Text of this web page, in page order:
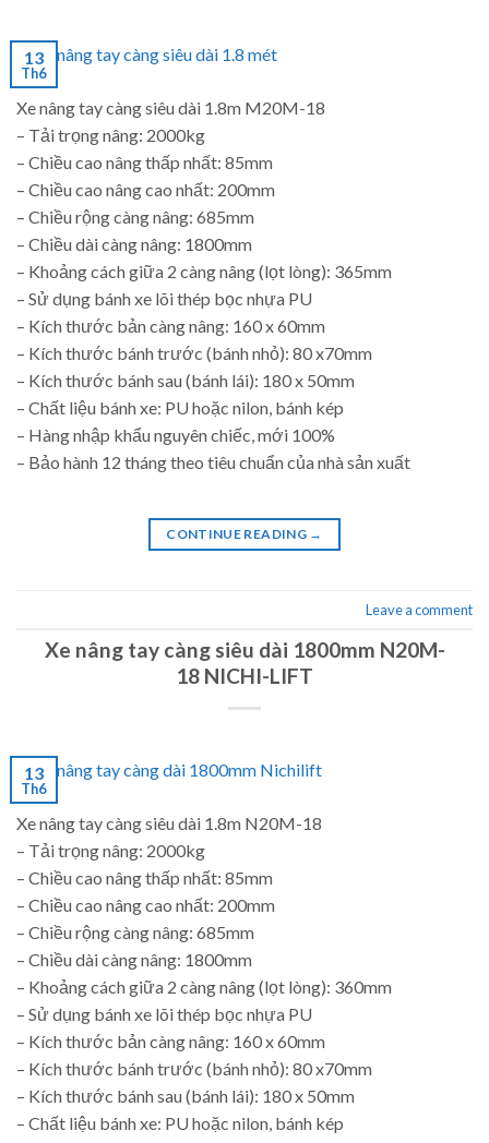
13
Th6
Xe nâng tay càng siêu dài 1.8m M20M-18
– Tải trọng nâng: 2000kg
– Chiều cao nâng thấp nhất: 85mm
– Chiều cao nâng cao nhất: 200mm
– Chiều rộng càng nâng: 685mm
– Chiều dài càng nâng: 1800mm
– Khoảng cách giữa 2 càng nâng (lọt lòng): 365mm
– Sử dụng bánh xe lõi thép bọc nhựa PU
– Kích thước bản càng nâng: 160 x 60mm
– Kích thước bánh trước (bánh nhỏ): 80 x70mm
– Kích thước bánh sau (bánh lái): 180 x 50mm
– Chất liệu bánh xe: PU hoặc nilon, bánh kép
– Hàng nhập khẩu nguyên chiếc, mới 100%
– Bảo hành 12 tháng theo tiêu chuẩn của nhà sản xuất
CONTINUE READING →
Leave a comment
Xe nâng tay càng siêu dài 1800mm N20M-
18 NICHI-LIFT
13
Th6
Xe nâng tay càng siêu dài 1.8m N20M-18
– Tải trọng nâng: 2000kg
– Chiều cao nâng thấp nhất: 85mm
– Chiều cao nâng cao nhất: 200mm
– Chiều rộng càng nâng: 685mm
– Chiều dài càng nâng: 1800mm
– Khoảng cách giữa 2 càng nâng (lọt lòng): 360mm
– Sử dụng bánh xe lõi thép bọc nhựa PU
– Kích thước bản càng nâng: 160 x 60mm
– Kích thước bánh trước (bánh nhỏ): 80 x70mm
– Kích thước bánh sau (bánh lái): 180 x 50mm
– Chất liệu bánh xe: PU hoặc nilon, bánh kép